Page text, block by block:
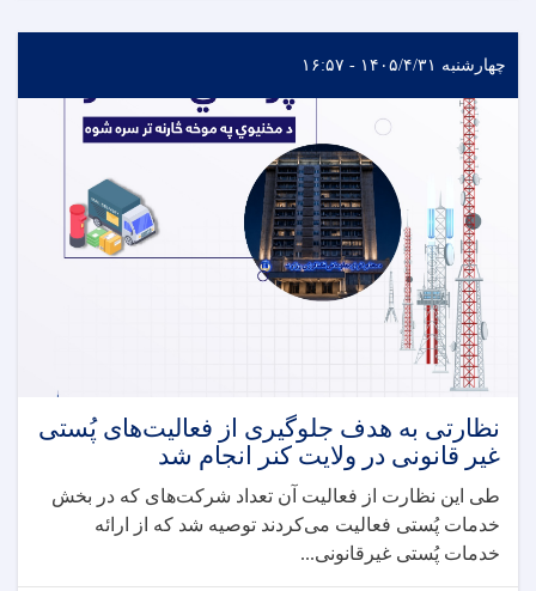
چهارشنبه ۱۴۰۵/۴/۳۱ - ۱۶:۵۷
نظارتی به هدف جلوگیری از فعالیت‌های پُستی
غیر قانونی در ولایت کنر انجام شد
طی این نظارت از فعالیت آن تعداد شرکت‌های که در بخش
خدمات پُستی فعالیت می‌کردند توصیه شد که از ارائه
خدمات پُستی غیرقانونی...